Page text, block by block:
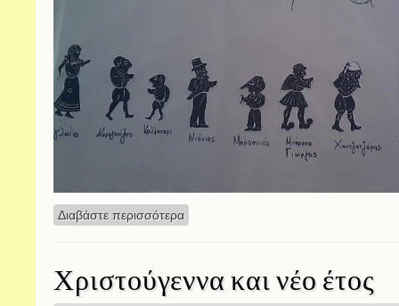
Διαβάστε περισσότερα
Χριστούγεννα και νέο έτος